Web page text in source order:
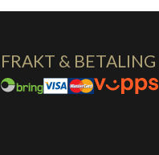
FRAKT & BETALING